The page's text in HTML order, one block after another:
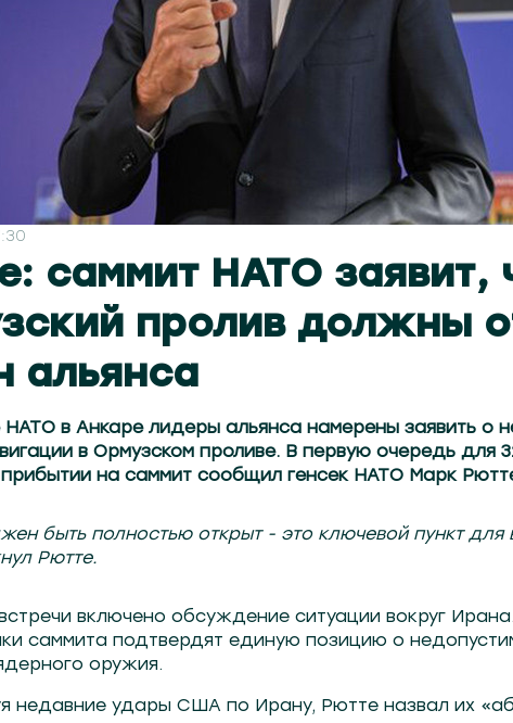
саммит НАТО заявит,
пролив должны
альянса
в Анкаре лидеры альянса намерены заявить о
в Ормузском проливе. В первую очередь для
на саммит сообщил генсек НАТО Марк
быть полностью открыт - это ключевой пункт для
Рютте.
включено обсуждение ситуации вокруг
саммита подтвердят единую позицию о
оружия.
недавние удары США по Ирану, Рютте назвал их